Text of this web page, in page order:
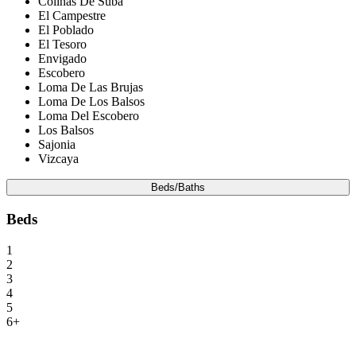
El Campestre
El Poblado
El Tesoro
Envigado
Escobero
Loma De Las Brujas
Loma De Los Balsos
Loma Del Escobero
Los Balsos
Sajonia
Vizcaya
Beds/Baths
Beds
1
2
3
4
5
6+